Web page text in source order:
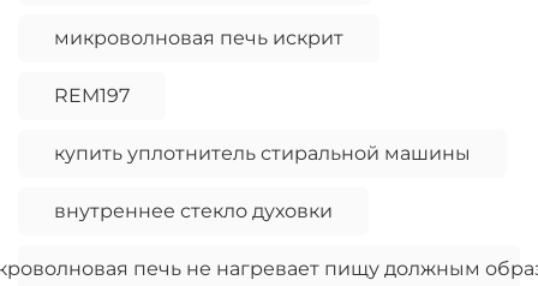
микроволновая печь искрит
REM197
купить уплотнитель стиральной машины
внутреннее стекло духовки
печь не нагревает пищу должным